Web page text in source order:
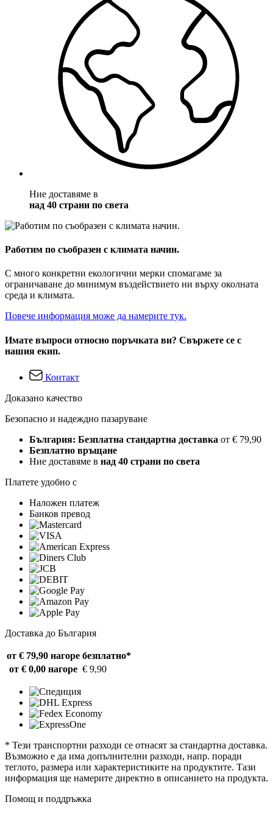
Ние доставяме в
над 40 страни по света
Работим по съобразен с климата начин.
С много конкретни екологични мерки спомагаме за
ограничаване до минимум въздействието ни върху околната
среда и климата.
Повече информация може да намерите тук.
Имате въпроси относно поръчката ви? Свържете се с
нашия екип.
Контакт
Доказано качество
Безопасно и надеждно пазаруване
България: Безплатна стандартна доставка от € 79,90
Безплатно връщане
Ние доставяме в над 40 страни по света
Платете удобно с
Наложен платеж
Банков превод
Доставка до България
от € 79,90 нагоре безплатно*
от € 0,00 нагоре € 9,90
* Тези транспортни разходи се отнасят за стандартна доставка.
Възможно е да има допълнителни разходи, напр. поради
теглото, размера или характеристиките на продуктите. Тази
информация ще намерите директно в описанието на продукта.
Помощ и поддръжка